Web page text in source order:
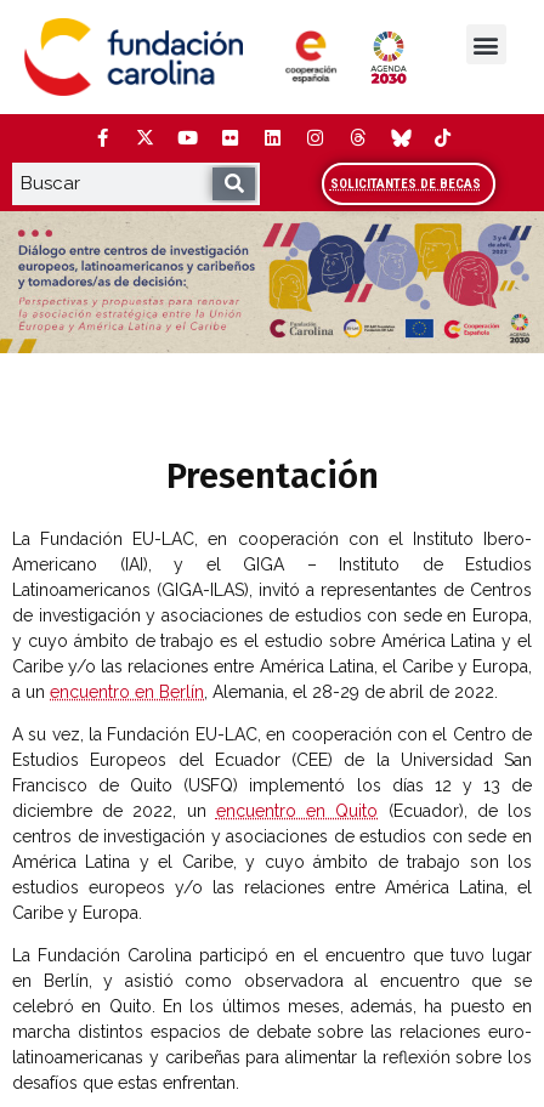
contenido
SOLICITANTES DE BECAS
Presentación
La Fundación EU-LAC, en cooperación con el Instituto Ibero-
Americano (IAI), y el GIGA – Instituto de Estudios
Latinoamericanos (GIGA-ILAS), invitó a representantes de Centros
de investigación y asociaciones de estudios con sede en Europa,
y cuyo ámbito de trabajo es el estudio sobre América Latina y el
Caribe y/o las relaciones entre América Latina, el Caribe y Europa,
a un encuentro en Berlín , Alemania, el 28-29 de abril de 2022.
A su vez, la Fundación EU-LAC, en cooperación con el Centro de
Estudios Europeos del Ecuador (CEE) de la Universidad San
Francisco de Quito (USFQ) implementó los días 12 y 13 de
diciembre de 2022, un encuentro en Quito (Ecuador), de los
centros de investigación y asociaciones de estudios con sede en
América Latina y el Caribe, y cuyo ámbito de trabajo son los
estudios europeos y/o las relaciones entre América Latina, el
Caribe y Europa.
La Fundación Carolina participó en el encuentro que tuvo lugar
en Berlín, y asistió como observadora al encuentro que se
celebró en Quito. En los últimos meses, además, ha puesto en
marcha distintos espacios de debate sobre las relaciones euro-
latinoamericanas y caribeñas para alimentar la reflexión sobre los
desafíos que estas enfrentan.